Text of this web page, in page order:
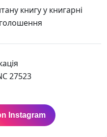
книгу у книгарні
27523
Instagram